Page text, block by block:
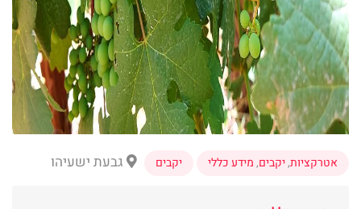
אטרקציות,יקבים,מידע כללי יקבים גבעת ישעיהו